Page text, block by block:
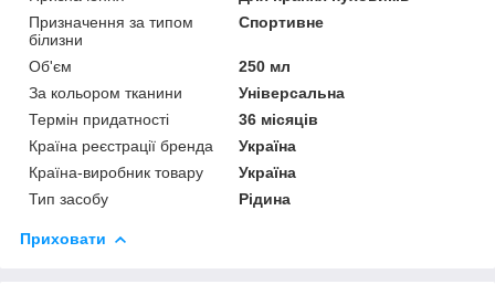
Призначення за типом
білизни
Спортивне
Об'єм
250 мл
За кольором тканини
Універсальна
Термін придатності
36 місяців
Країна реєстрації бренда
Україна
Країна-виробник товару
Україна
Тип засобу
Рідина
Приховати